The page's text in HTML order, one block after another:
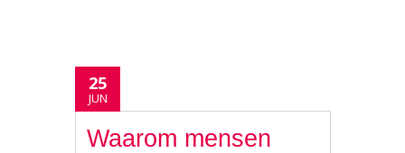
25
JUN
Waarom mensen